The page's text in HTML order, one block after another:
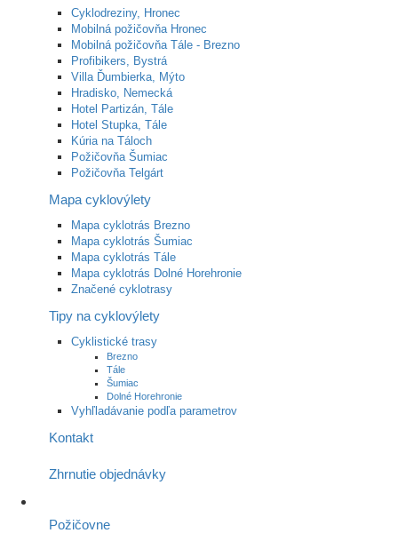
Cyklodreziny, Hronec
Mobilná požičovňa Hronec
Mobilná požičovňa Tále - Brezno
Profibikers, Bystrá
Villa Ďumbierka, Mýto
Hradisko, Nemecká
Hotel Partizán, Tále
Hotel Stupka, Tále
Kúria na Táloch
Požičovňa Šumiac
Požičovňa Telgárt
Mapa cyklovýlety
Mapa cyklotrás Brezno
Mapa cyklotrás Šumiac
Mapa cyklotrás Tále
Mapa cyklotrás Dolné Horehronie
Značené cyklotrasy
Tipy na cyklovýlety
Cyklistické trasy
Brezno
Tále
Šumiac
Dolné Horehronie
Vyhľladávanie podľa parametrov
Kontakt
Zhrnutie objednávky
Požičovne